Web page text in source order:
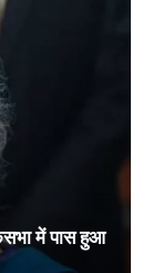
में पास हुआ